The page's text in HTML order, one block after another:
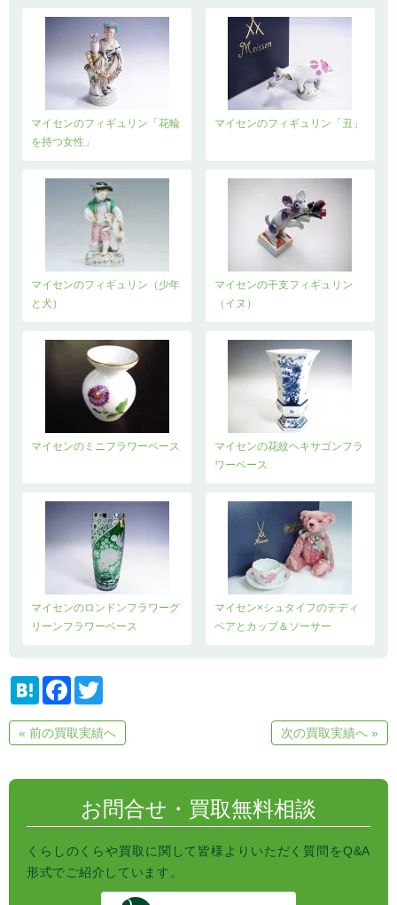
マイセンのフィギュリン「花輪
を持つ女性」
マイセンのフィギュリン「丑」
マイセンのフィギュリン（少年
と犬）
マイセンの干支フィギュリン
（イヌ）
マイセンのミニフラワーベース
マイセンの花紋ヘキサゴンフラ
ワーベース
マイセンのロンドンフラワーグ
リーンフラワーベース
マイセン×シュタイフのテディ
ベアとカップ＆ソーサー
H
e
n
F
e
b
k
t
t
« 前の買取実績へ 次の買取実績へ »
お問合せ・買取無料相談
くらしのくらや買取に関して皆様よりいただく質問をQ&A
形式でご紹介しています。